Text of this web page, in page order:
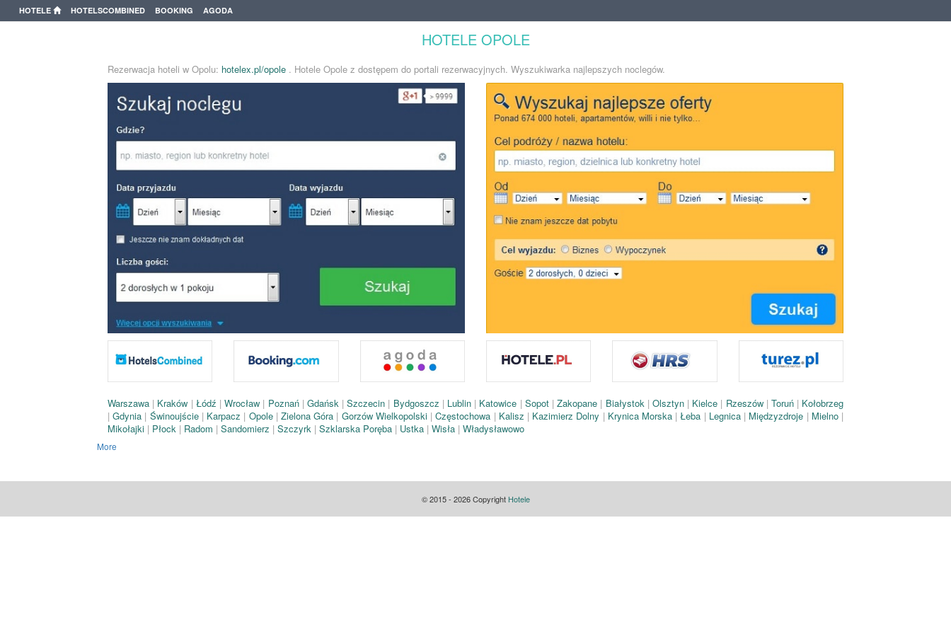
HOTELE HOTELSCOMBINED BOOKING AGODA
HOTELE OPOLE
Rezerwacja hoteli w Opolu: hotelex.pl/opole . Hotele Opole z dostępem do portali rezerwacyjnych. Wyszukiwarka najlepszych noclegów.
Warszawa | Kraków | Łódź |Wrocław | Poznań | Gdańsk |Szczecin | Bydgoszcz | Lublin | Katowice | Sopot |Zakopane | Białystok | Olsztyn | Kielce | Rzeszów | Toruń | Kołobrzeg
|Gdynia | Świnoujście | Karpacz | Opole | Zielona Góra | Gorzów Wielkopolski |Częstochowa | Kalisz | Kazimierz Dolny | Krynica Morska |Łeba | Legnica | Międzyzdroje | Mielno |
Mikołajki | Płock | Radom | Sandomierz | Szczyrk | Szklarska Poręba | Ustka | Wisła | Władysławowo
More
© 2015 - 2026 Copyright Hotele